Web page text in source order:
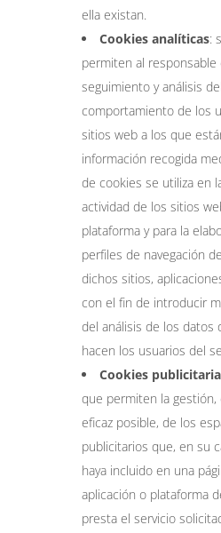
ella existan.
Cookies analíticas:
permiten al responsable
seguimiento y análisis del
comportamiento de los
sitios web a los que
información recogida
de cookies se utiliza en
actividad de los sitios
plataforma y para la
perfiles de navegación
dichos sitios,
con el fin de introducir
del análisis de los datos
hacen los usuarios del
Cookies
que permiten la gestión,
eficaz posible, de los
publicitarios que, en su
haya incluido en una
aplicación o plataforma
presta el servicio